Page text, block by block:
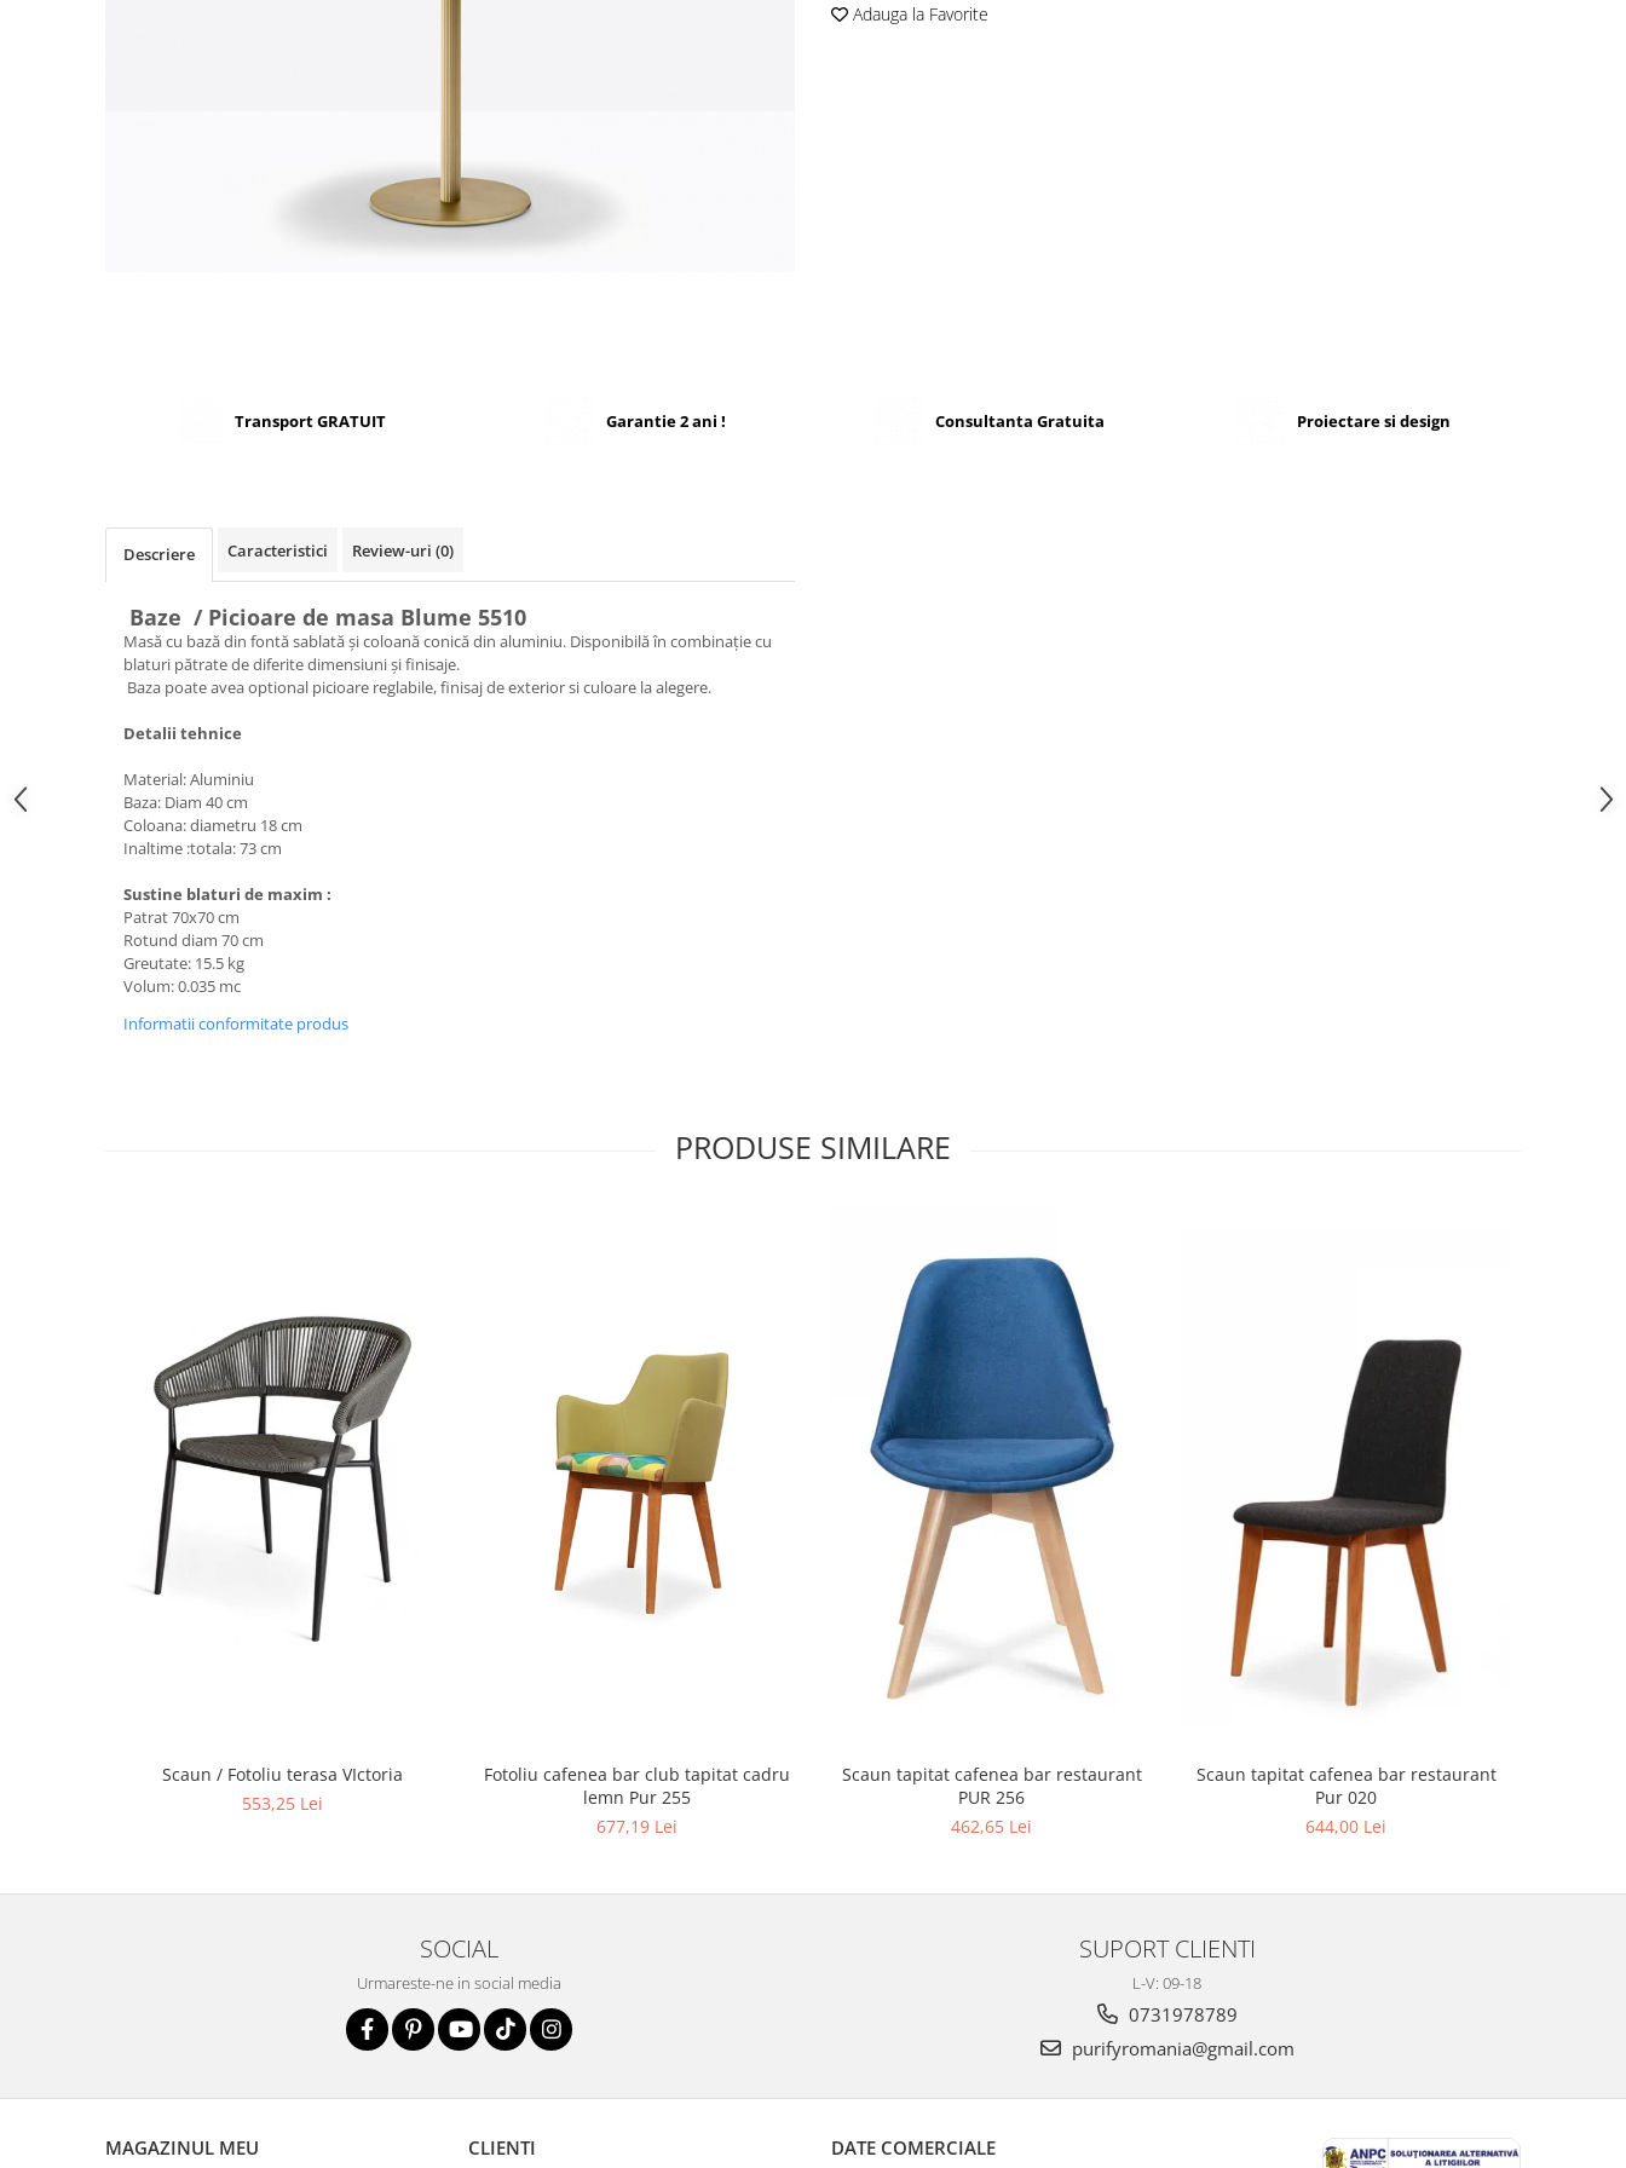
Adauga la Favorite
Transport GRATUIT Garantie 2 ani ! Consultanta Gratuita Proiectare si design
Descriere Caracteristici Review-uri (0)
Baze / Picioare de masa Blume 5510
Masă cu bază din fontă sablată și coloană conică din aluminiu. Disponibilă în combinație cu
blaturi pătrate de diferite dimensiuni și finisaje.
Baza poate avea optional picioare reglabile, finisaj de exterior si culoare la alegere.
Detalii tehnice
Material: Aluminiu
Baza: Diam 40 cm
Coloana: diametru 18 cm
Inaltime :totala: 73 cm
Sustine blaturi de maxim :
Patrat 70x70 cm
Rotund diam 70 cm
Greutate: 15.5 kg
Volum: 0.035 mc
Informatii conformitate produs
PRODUSE SIMILARE
Scaun / Fotoliu terasa VIctoria
553,25 Lei
Fotoliu cafenea bar club tapitat cadru
lemn Pur 255
677,19 Lei
Scaun tapitat cafenea bar restaurant
PUR 256
462,65 Lei
Scaun tapitat cafenea bar restaurant
Pur 020
644,00 Lei
SOCIAL
Urmareste-ne in social media
SUPORT CLIENTI
L-V: 09-18
0731978789
purifyromania@gmail.com
MAGAZINUL MEU CLIENTI DATE COMERCIALE